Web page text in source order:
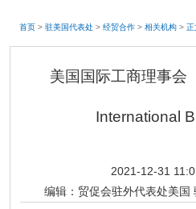
首页 > 驻美国代表处 > 经贸合作 > 相关机构 > 正
美国国际工商理事会
International
2021-12-31
编辑： 贸促会驻外代表处美国